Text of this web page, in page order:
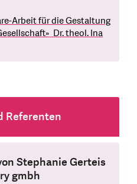
Arbeit für die Gestaltung
Dr. theol. Ina
Referenten
Stephanie Gerteis
gmbh